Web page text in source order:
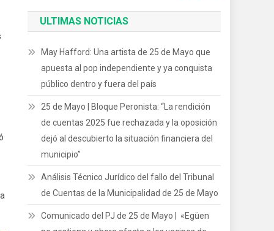
ULTIMAS NOTICIAS
May Hafford: Una artista de 25 de Mayo que
apuesta al pop independiente y ya conquista
público dentro y fuera del país
25 de Mayo | Bloque Peronista: “La rendición
de cuentas 2025 fue rechazada y la oposición
dejó al descubierto la situación financiera del
municipio”
Análisis Técnico Jurídico del fallo del Tribunal
de Cuentas de la Municipalidad de 25 de Mayo
Comunicado del PJ de 25 de Mayo | «Egüen